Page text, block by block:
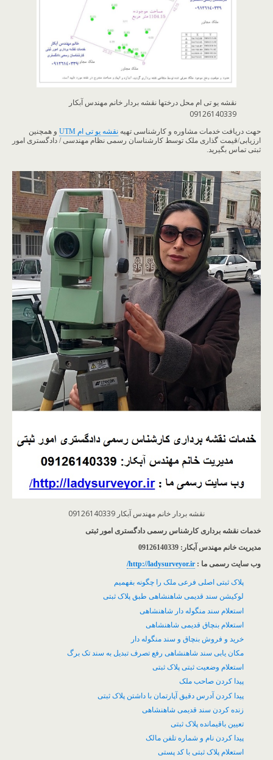
نقشه یو تی ام محل درختها نقشه بردار خانم مهندس آبکار
09126140339
حهت دریافت خدمات مشاوره و کارشناسی تهیه نقشه یو تی ام UTM
و همچنین
ارزیابی/قیمت گذاری ملک توسط کارشناسان رسمی نظام مهندسی / دادگستری امور
ثبتی تماس بگیرید.
نقشه بردار خانم مهندس آبکار 09126140339
خدمات نقشه برداری کارشناس رسمی دادگستری امور ثبتی
مدیریت خانم مهندس آبکار: 09126140339
وب سایت رسمی ما : http://ladysurveyor.ir/
پلاک ثبتی اصلی فرعی ملک را چگونه بفهمیم
لوکیشن سند قدیمی شاهنشاهی طبق پلاک ثبتی
استعلام سند منگوله دار شاهنشاهی
استعلام بنچاق قدیمی شاهنشاهی
خرید و فروش بنچاق و سند منگوله دار
مکان یابی سند شاهنشاهی رفع تصرف تبدیل به سند تک برگ
استعلام وضعیت ثبتی پلاک ثبتی
پیدا کردن صاحب ملک
پیدا کردن آدرس دقیق آپارتمان با داشتن پلاک ثبتی
زنده کردن سند قدیمی شاهنشاهی
تعیین باقیمانده پلاک ثبتی
پیدا کردن نام و شماره تلفن مالک
استعلام پلاک ثبتی با کد پستی